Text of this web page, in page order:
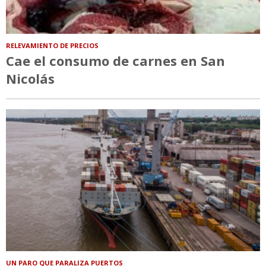
RELEVAMIENTO DE PRECIOS
Cae el consumo de carnes en San
Nicolás
UN PARO QUE PARALIZA PUERTOS